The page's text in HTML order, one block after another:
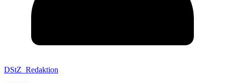
DStZ_Redaktion